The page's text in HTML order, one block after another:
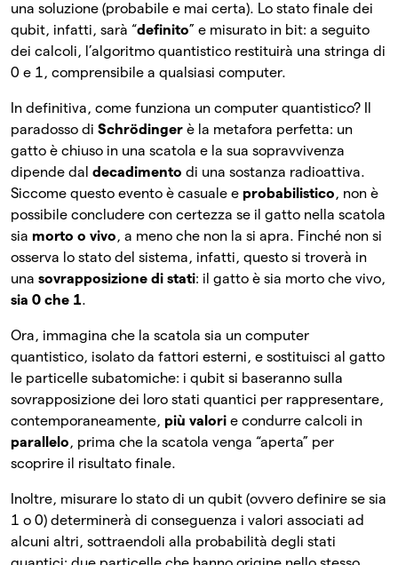
una soluzione (probabile e mai certa). Lo stato finale dei
qubit, infatti, sarà “definito” e misurato in bit: a seguito
dei calcoli, l’algoritmo quantistico restituirà una stringa di
0 e 1, comprensibile a qualsiasi computer.
In definitiva, come funziona un computer quantistico? Il
paradosso di Schrödinger è la metafora perfetta: un
gatto è chiuso in una scatola e la sua sopravvivenza
dipende dal decadimento di una sostanza radioattiva.
Siccome questo evento è casuale e probabilistico, non è
possibile concludere con certezza se il gatto nella scatola
sia morto o vivo, a meno che non la si apra. Finché non si
osserva lo stato del sistema, infatti, questo si troverà in
una sovrapposizione di stati: il gatto è sia morto che vivo,
sia 0 che 1.
Ora, immagina che la scatola sia un computer
quantistico, isolato da fattori esterni, e sostituisci al gatto
le particelle subatomiche: i qubit si baseranno sulla
sovrapposizione dei loro stati quantici per rappresentare,
contemporaneamente, più valori e condurre calcoli in
parallelo, prima che la scatola venga “aperta” per
scoprire il risultato finale.
Inoltre, misurare lo stato di un qubit (ovvero definire se sia
1 o 0) determinerà di conseguenza i valori associati ad
alcuni altri, sottraendoli alla probabilità degli stati